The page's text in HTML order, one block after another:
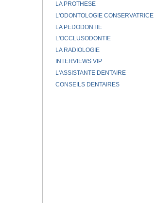
LA PROTHESE
L'ODONTOLOGIE CONSERVATRICE
LA PEDODONTIE
L'OCCLUSODONTIE
LA RADIOLOGIE
INTERVIEWS VIP
L'ASSISTANTE DENTAIRE
CONSEILS DENTAIRES